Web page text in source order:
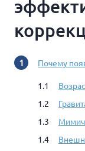
Почему